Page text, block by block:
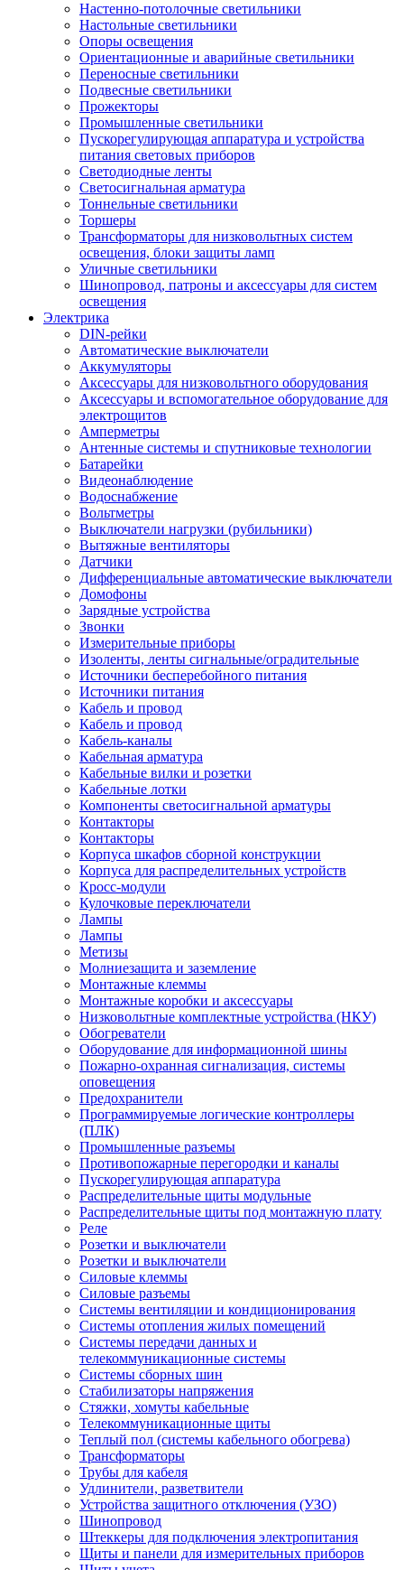
Настенно-потолочные светильники
Настольные светильники
Опоры освещения
Ориентационные и аварийные светильники
Переносные светильники
Подвесные светильники
Прожекторы
Промышленные светильники
Пускорегулирующая аппаратура и устройства
питания световых приборов
Светодиодные ленты
Светосигнальная арматура
Тоннельные светильники
Торшеры
Трансформаторы для низковольтных систем
освещения, блоки защиты ламп
Уличные светильники
Шинопровод, патроны и аксессуары для систем
освещения
Электрика
DIN-рейки
Автоматические выключатели
Аккумуляторы
Аксессуары для низковольтного оборудования
Аксессуары и вспомогательное оборудование для
электрощитов
Амперметры
Антенные системы и спутниковые технологии
Батарейки
Видеонаблюдение
Водоснабжение
Вольтметры
Выключатели нагрузки (рубильники)
Вытяжные вентиляторы
Датчики
Дифференциальные автоматические выключатели
Домофоны
Зарядные устройства
Звонки
Измерительные приборы
Изоленты, ленты сигнальные/оградительные
Источники бесперебойного питания
Источники питания
Кабель и провод
Кабель и провод
Кабель-каналы
Кабельная арматура
Кабельные вилки и розетки
Кабельные лотки
Компоненты светосигнальной арматуры
Контакторы
Контакторы
Корпуса шкафов сборной конструкции
Корпуса для распределительных устройств
Кросс-модули
Кулочковые переключатели
Лампы
Лампы
Метизы
Молниезащита и заземление
Монтажные клеммы
Монтажные коробки и аксессуары
Низковольтные комплектные устройства (НКУ)
Обогреватели
Оборудование для информационной шины
Пожарно-охранная сигнализация, системы
оповещения
Предохранители
Программируемые логические контроллеры
(ПЛК)
Промышленные разъемы
Противопожарные перегородки и каналы
Пускорегулирующая аппаратура
Распределительные щиты модульные
Распределительные щиты под монтажную плату
Реле
Розетки и выключатели
Розетки и выключатели
Силовые клеммы
Силовые разъемы
Системы вентиляции и кондиционирования
Системы отопления жилых помещений
Системы передачи данных и
телекоммуникационные системы
Системы сборных шин
Стабилизаторы напряжения
Стяжки, хомуты кабельные
Телекоммуникационные щиты
Теплый пол (системы кабельного обогрева)
Трансформаторы
Трубы для кабеля
Удлинители, разветвители
Устройства защитного отключения (УЗО)
Шинопровод
Штеккеры для подключения электропитания
Щиты и панели для измерительных приборов